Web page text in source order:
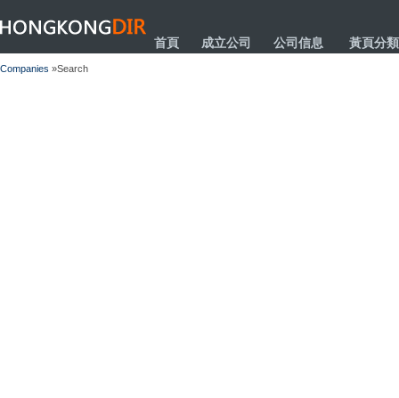
HONGKONGDIR
首頁 成立公司 公司信息 黃頁分類
Companies »Search